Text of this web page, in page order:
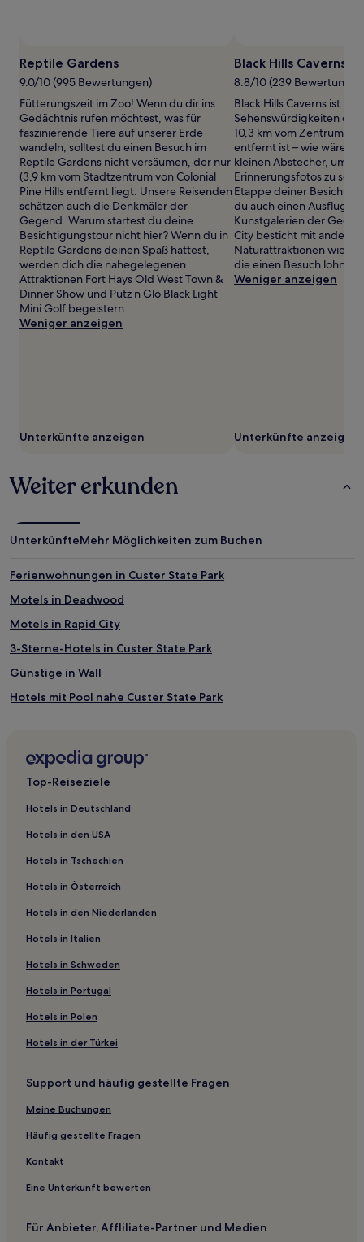
können
zusätzliche
Bedingungen
gelten.
Foto
von
Dan
Vang
Reptile Gardens
9.0/10 (995 Bewertungen)
Fütterungszeit im Zoo! Wenn du dir ins
Gedächtnis rufen möchtest, was für
faszinierende Tiere auf unserer Erde
wandeln, solltest du einen Besuch im
Reptile Gardens nicht versäumen, der nur
(3,9 km vom Stadtzentrum von Colonial
Pine Hills entfernt liegt. Unsere Reisenden
schätzen auch die Denkmäler der
Gegend. Warum startest du deine
Besichtigungstour nicht hier? Wenn du in
Reptile Gardens deinen Spaß hattest,
werden dich die nahegelegenen
Attraktionen Fort Hays Old West Town &
Dinner Show und Putz n Glo Black Light
Mini Golf begeistern.
Weniger anzeigen
Unterkünfte anzeigen
Black Hills Caverns
8.8/10 (239
Black Hills Caverns ist
Sehenswürdigkeiten der
10,3 km vom Zentrum
entfernt ist – wie wäre es
kleinen Abstecher, um
Erinnerungsfotos zu
Etappe deiner
du auch einen Ausflug
Kunstgalerien der
City besticht mit
Naturattraktionen wie
die einen Besuch lohnen.
Weniger anzeigen
Unterkünfte anzeigen
Weiter erkunden
UnterkünfteMehr Möglichkeiten zum Buchen
Ferienwohnungen in Custer State Park
Motels in Deadwood
Motels in Rapid City
3-Sterne-Hotels in Custer State Park
Günstige in Wall
Hotels mit Pool nahe Custer State Park
Hotels mit Pool in Rapid City
Hotels mit Pool in Deadwood
Günstige in Deadwood
Lgbtqia-Freundliche in Deadwood
Hotels mit Casino in Deadwood
Günstige in Murdo
Günstige in Pierre
Hotels mit inbegriffenem Frühstück in Pierre
Hotels mit Fitnessbereich in Pierre
Hotels mit Parkplatz in Pierre
Hotels mit inbegriffenem Frühstück in South Dakota
Günstige in Belle Fourche
Haustierfreundliche in Custer
Hotels mit inbegriffenem Frühstück in Custer
Hotels nahe Deadwood Mountain Grand
Fort Thompson Hotels
Top-Reiseziele
Hotels in Deutschland
Hotels in den USA
Hotels in Tschechien
Hotels in Österreich
Hotels in den Niederlanden
Hotels in Italien
Hotels in Schweden
Hotels in Portugal
Hotels in Polen
Hotels in der Türkei
Support und häufig gestellte Fragen
Meine Buchungen
Häufig gestellte Fragen
Kontakt
Eine Unterkunft bewerten
Für Anbieter, Affliliate-Partner und Medien